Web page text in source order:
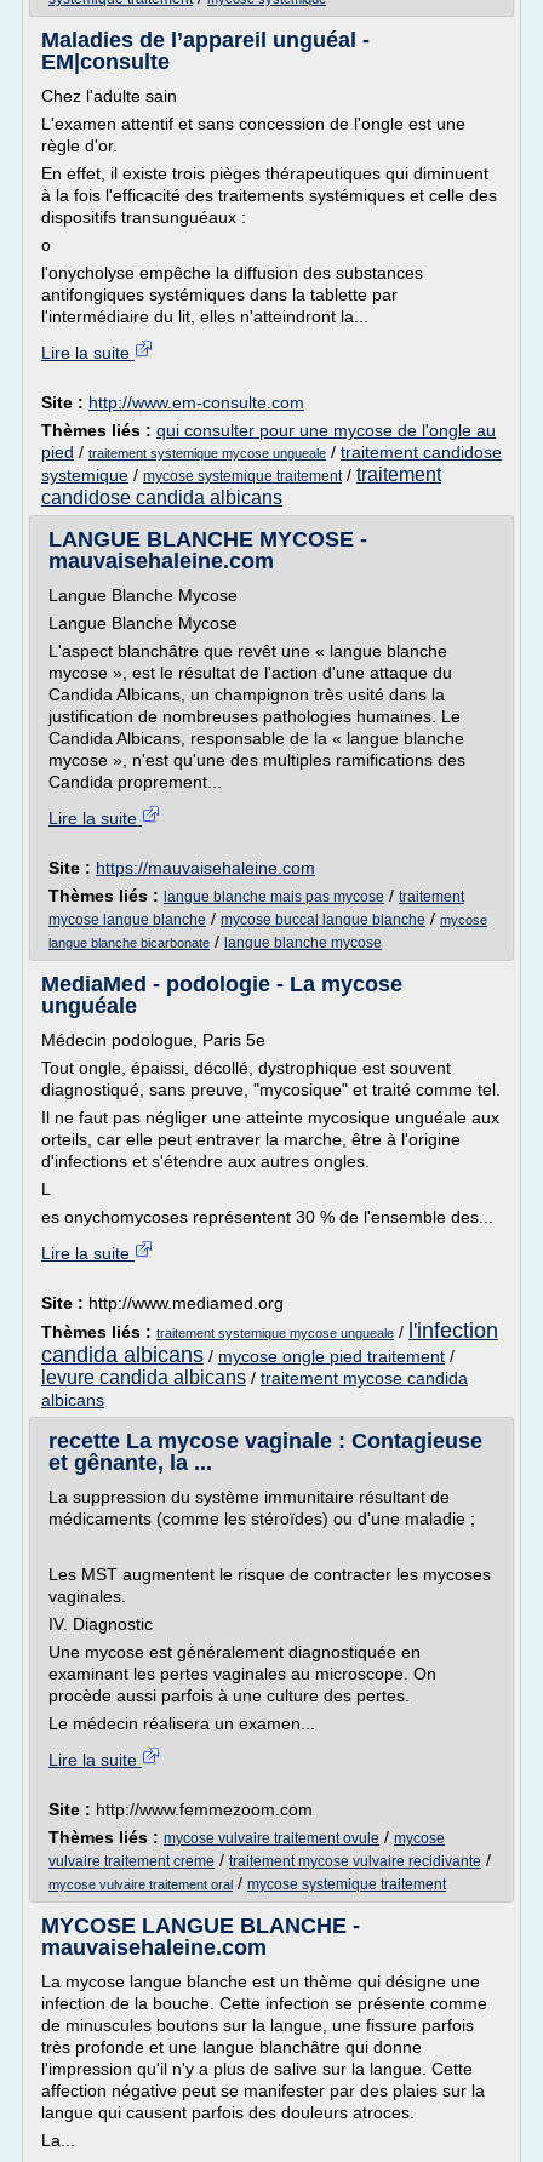
Maladies de l’appareil unguéal -
EM|consulte
Chez l'adulte sain
L'examen attentif et sans concession de l'ongle est une
règle d'or.
En effet, il existe trois pièges thérapeutiques qui diminuent
à la fois l'efficacité des traitements systémiques et celle des
dispositifs transunguéaux :
o
l'onycholyse empêche la diffusion des substances
antifongiques systémiques dans la tablette par
l'intermédiaire du lit, elles n'atteindront la...
Lire la suite
Site : http://www.em-consulte.com
Thèmes liés : qui consulter pour une mycose de l'ongle au
pied / traitement systemique mycose ungueale / traitement candidose
systemique / mycose systemique traitement/ traitement
candidose candida albicans
LANGUE BLANCHE MYCOSE -
mauvaisehaleine.com
Langue Blanche Mycose
Langue Blanche Mycose
L'aspect blanchâtre que revêt une « langue blanche
mycose », est le résultat de l'action d'une attaque du
Candida Albicans, un champignon très usité dans la
justification de nombreuses pathologies humaines. Le
Candida Albicans, responsable de la « langue blanche
mycose », n'est qu'une des multiples ramifications des
Candida proprement...
Lire la suite
Site : https://mauvaisehaleine.com
Thèmes liés : langue blanche mais pas mycose / traitement
mycose langue blanche / mycose buccal langue blanche / mycose
langue blanche bicarbonate / langue blanche mycose
MediaMed - podologie - La mycose
unguéale
Médecin podologue, Paris 5e
Tout ongle, épaissi, décollé, dystrophique est souvent
diagnostiqué, sans preuve, "mycosique" et traité comme tel.
Il ne faut pas négliger une atteinte mycosique unguéale aux
orteils, car elle peut entraver la marche, être à l'origine
d'infections et s'étendre aux autres ongles.
L
es onychomycoses représentent 30 % de l'ensemble des...
Lire la suite
Site : http://www.mediamed.org
Thèmes liés : traitement systemique mycose ungueale / l'infection
candida albicans / mycose ongle pied traitement /
levure candida albicans / traitement mycose candida
albicans
recette La mycose vaginale : Contagieuse
et gênante, la ...
La suppression du système immunitaire résultant de
médicaments (comme les stéroïdes) ou d'une maladie ;
Les MST augmentent le risque de contracter les mycoses
vaginales.
IV. Diagnostic
Une mycose est généralement diagnostiquée en
examinant les pertes vaginales au microscope. On
procède aussi parfois à une culture des pertes.
Le médecin réalisera un examen...
Lire la suite
Site : http://www.femmezoom.com
Thèmes liés : mycose vulvaire traitement ovule / mycose
vulvaire traitement creme / traitement mycose vulvaire recidivante /
mycose vulvaire traitement oral / mycose systemique traitement
MYCOSE LANGUE BLANCHE -
mauvaisehaleine.com
La mycose langue blanche est un thème qui désigne une
infection de la bouche. Cette infection se présente comme
de minuscules boutons sur la langue, une fissure parfois
très profonde et une langue blanchâtre qui donne
l'impression qu'il n'y a plus de salive sur la langue. Cette
affection négative peut se manifester par des plaies sur la
langue qui causent parfois des douleurs atroces.
La...